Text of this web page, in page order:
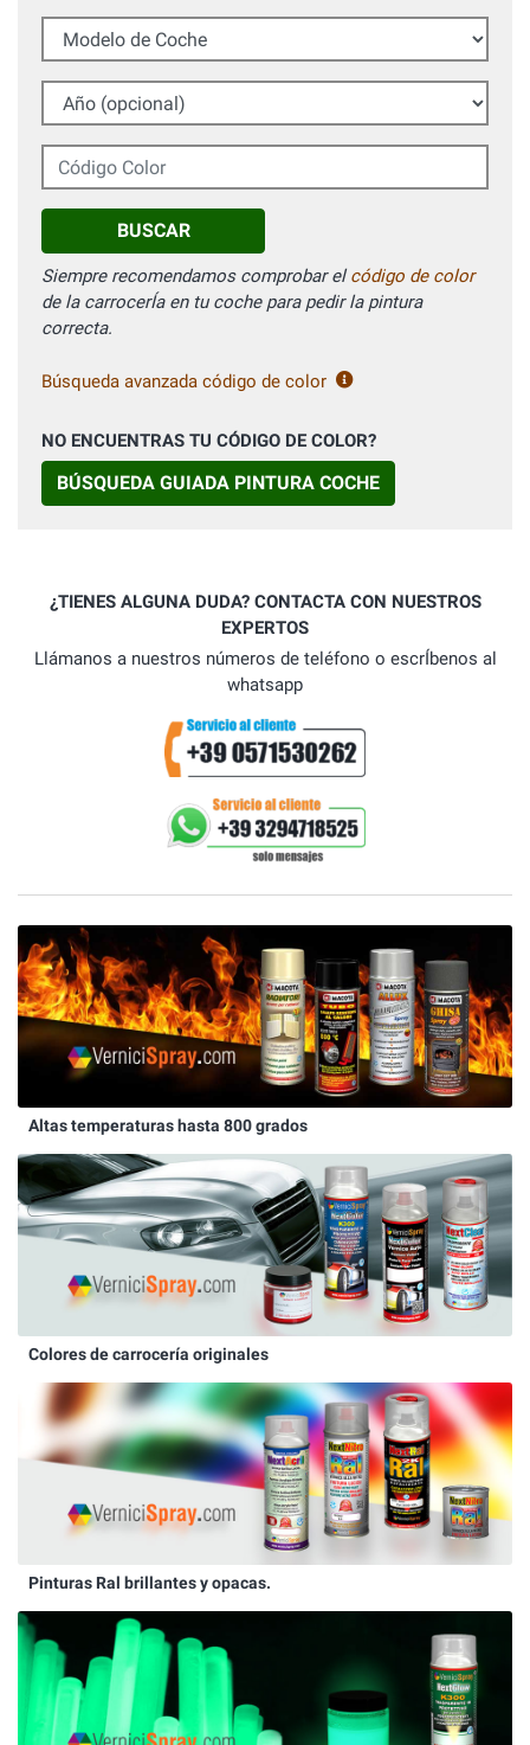
Modelo de Coche
Año (opcional)
Código Color
BUSCAR
Siempre recomendamos comprobar elcódigo de color
de la carrocerÍa en tu coche para pedir la pintura
correcta.
Búsqueda avanzada código de color
NO ENCUENTRAS TU CÓDIGO DE COLOR?
BÚSQUEDA GUIADA PINTURA COCHE
¿TIENES ALGUNA DUDA? CONTACTA CON NUESTROS
EXPERTOS
Llámanos a nuestros números de teléfono o escrÍbenos al
whatsapp
Altas temperaturas hasta 800 grados
Colores de carrocería originales
Pinturas Ral brillantes y opacas.